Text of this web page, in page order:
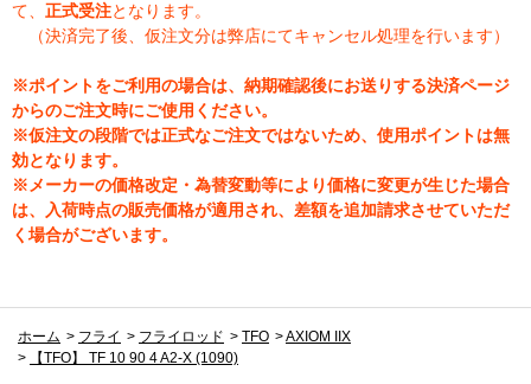
て、 正式受注となります。
（決済完了後、仮注文分は弊店にてキャンセル処理を行います）
※ポイントをご利用の場合は、納期確認後にお送りする決済ページ
からのご注文時にご使用ください。
※仮注文の段階では正式なご注文ではないため、使用ポイントは無
効となります。
※メーカーの価格改定・為替変動等により価格に変更が生じた場合
は、入荷時点の販売価格が適用され、差額を追加請求させていただ
く場合がございます。
ホーム > フライ > フライロッド > TFO >AXIOM IIX
>
【TFO】 TF 10 90 4 A2-X (1090)